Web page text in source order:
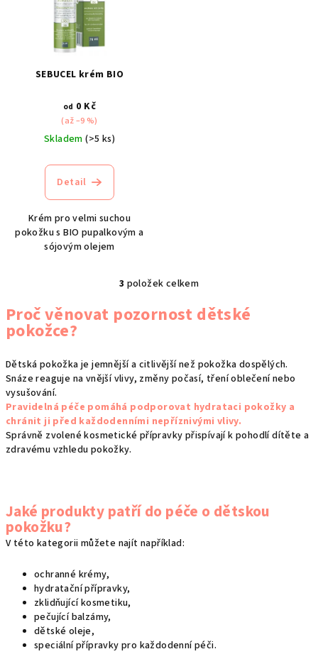
SEBUCEL krém BIO
od 0 Kč
(až –9 %)
Skladem(>5 ks)
Detail
Krém pro velmi suchou
pokožku s BIO pupalkovým a
sójovým olejem
O
v
l
d
a
c
í
p
r
ý
p
i
3 položek celkem
Proč věnovat pozornost dětské
pokožce?
Dětská pokožka je jemnější a citlivější než pokožka dospělých.
Snáze reaguje na vnější vlivy, změny počasí, tření oblečení nebo
vysušování.
Pravidelná péče pomáhá podporovat hydrataci pokožky a
chránit ji před každodenními nepříznivými vlivy.
Správně zvolené kosmetické přípravky přispívají k pohodlí dítěte a
zdravému vzhledu pokožky.
Jaké produkty patří do péče o dětskou
pokožku?
V této kategorii můžete najít například:
ochranné krémy,
hydratační přípravky,
zklidňující kosmetiku,
pečující balzámy,
dětské oleje,
speciální přípravky pro každodenní péči.